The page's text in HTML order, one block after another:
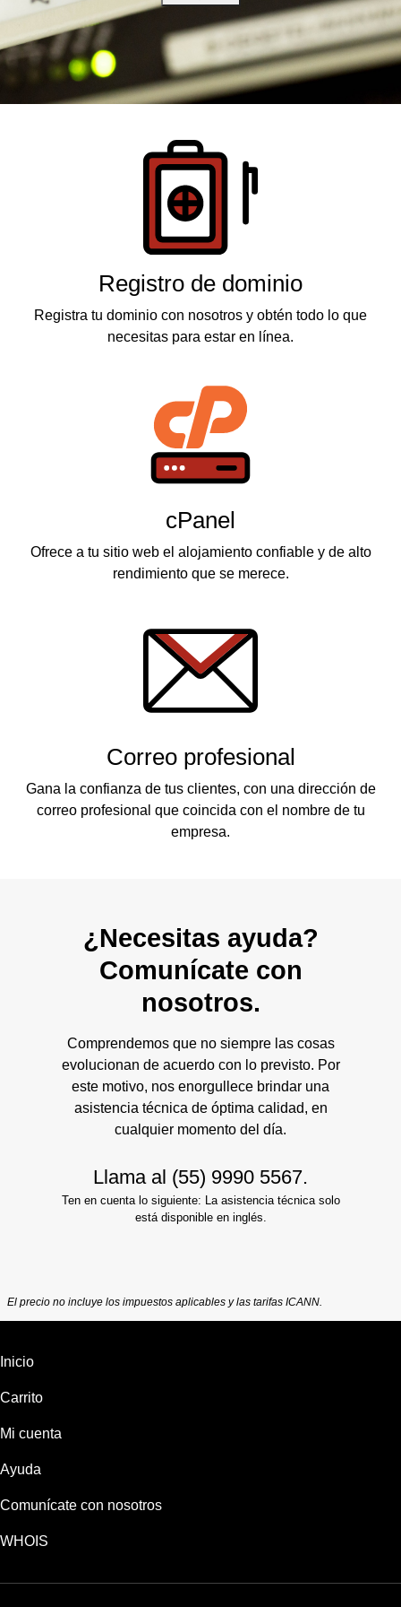
Registro de dominio
Registra tu dominio con nosotros y obtén todo lo que
necesitas para estar en línea.
cPanel
Ofrece a tu sitio web el alojamiento confiable y de alto
rendimiento que se merece.
Correo profesional
Gana la confianza de tus clientes, con una dirección de
correo profesional que coincida con el nombre de tu
empresa.
¿Necesitas ayuda?
Comunícate con
nosotros.
Comprendemos que no siempre las cosas
evolucionan de acuerdo con lo previsto. Por
este motivo, nos enorgullece brindar una
asistencia técnica de óptima calidad, en
cualquier momento del día.
Llama al (55) 9990 5567.
Ten en cuenta lo siguiente: La asistencia técnica solo
está disponible en inglés.
El precio no incluye los impuestos aplicables y las tarifas ICANN.
Inicio
Carrito
Mi cuenta
Ayuda
Comunícate con nosotros
WHOIS